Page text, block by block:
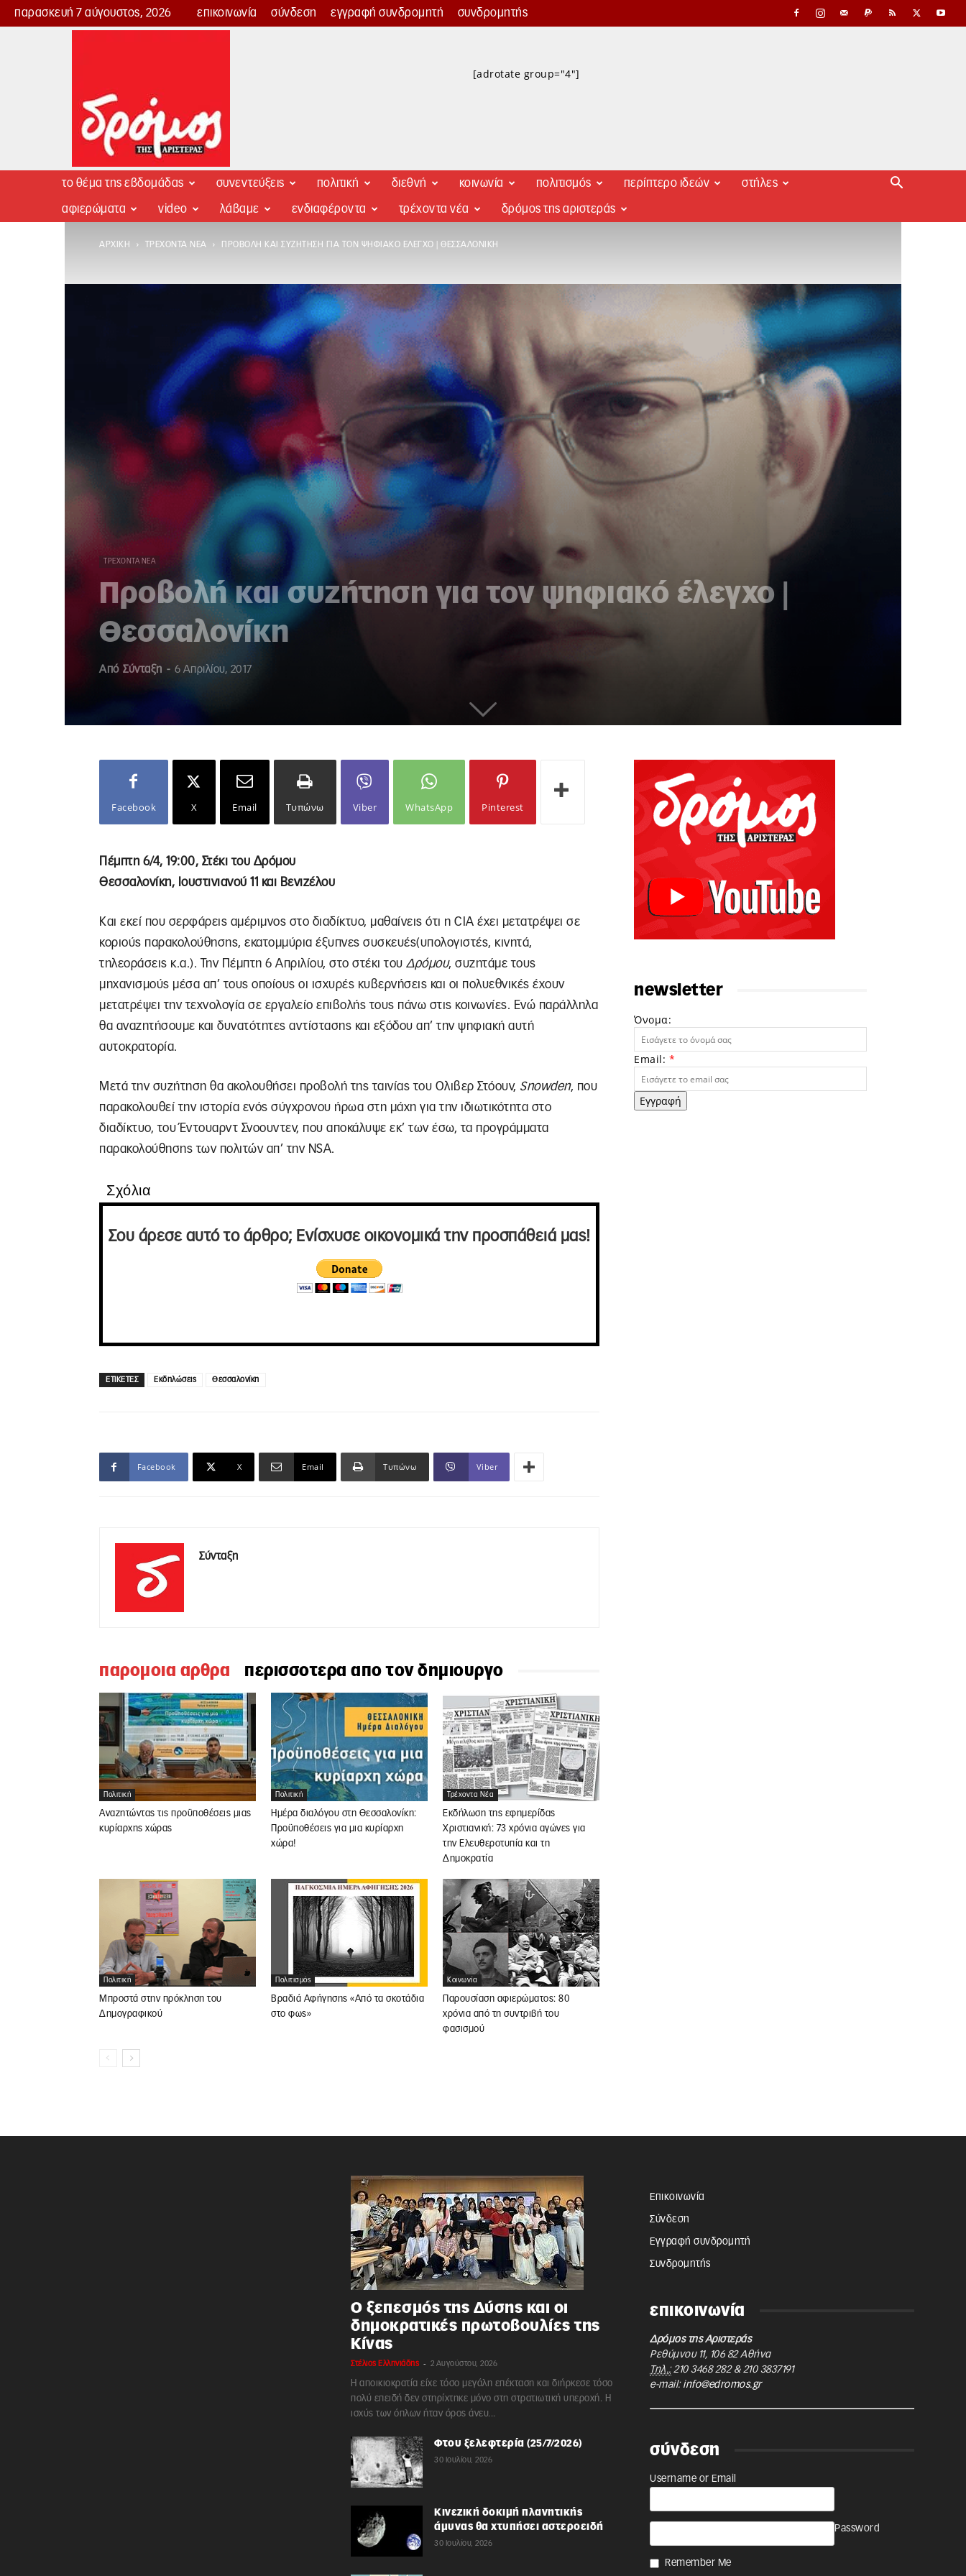
παρασκευή 7 αύγουστος, 2026 επικοινωνία σύνδεση εγγραφή συνδρομητή συνδρομητής
Δρόμος
[adrotate group="4"]
το θέμα της εβδομάδας συνεντεύξεις πολιτική διεθνή κοινωνία πολιτισμός περίπτερο ιδεών στήλες
αφιερώματα video λάβαμε ενδιαφέροντα τρέχοντα νέα δρόμος της αριστεράς
ΑΡΧΙΚΉ ΤΡΈΧΟΝΤΑ ΝΈΑ ΠΡΟΒΟΛΉ ΚΑΙ ΣΥΖΉΤΗΣΗ ΓΙΑ ΤΟΝ ΨΗΦΙΑΚΌ ΈΛΕΓΧΟ | ΘΕΣΣΑΛΟΝΊΚΗ
ΤΡΈΧΟΝΤΑ ΝΈΑ
Προβολή και συζήτηση για τον ψηφιακό έλεγχο |
Θεσσαλονίκη
Από Σύνταξη - 6 Απριλίου, 2017
Facebook X Email Τυπώνω Viber WhatsApp Pinterest
Πέμπτη 6/4, 19:00, Στέκι του Δρόμου
Θεσσαλονίκη, Ιουστινιανού 11 και Βενιζέλου
Και εκεί που σερφάρεις αμέριμνος στο διαδίκτυο, μαθαίνεις ότι η CIA έχει μετατρέψει σε
κοριούς παρακολούθησης, εκατομμύρια έξυπνες συσκευές(υπολογιστές, κινητά,
τηλεοράσεις κ.α.). Την Πέμπτη 6 Απριλίου, στο στέκι του Δρόμου, συζητάμε τους
μηχανισμούς μέσα απ’ τους οποίους οι ισχυρές κυβερνήσεις και οι πολυεθνικές έχουν
μετατρέψει την τεχνολογία σε εργαλείο επιβολής τους πάνω στις κοινωνίες. Ενώ παράλληλα
θα αναζητήσουμε και δυνατότητες αντίστασης και εξόδου απ’ την ψηφιακή αυτή
αυτοκρατορία.
Μετά την συζήτηση θα ακολουθήσει προβολή της ταινίας του Ολιβερ Στόουν, Snowden, που
παρακολουθεί την ιστορία ενός σύγχρονου ήρωα στη μάχη για την ιδιωτικότητα στο
διαδίκτυο, του Έντουαρντ Σνοουντεν, που αποκάλυψε εκ’ των έσω, τα προγράμματα
παρακολούθησης των πολιτών απ’ την NSA.
Σχόλια
Σου άρεσε αυτό το άρθρο; Ενίσχυσε οικονομικά την προσπάθειά μας!
ΕΤΙΚΕΤΕΣ Εκδηλώσεις Θεσσαλονίκη
Facebook X Email Τυπώνω Viber
Σύνταξη
παρομοια αρθρα περισσοτερα απο τον δημιουργο
Πολιτική
Αναζητώντας τις προϋποθέσεις μιας
κυρίαρχης χώρας
Πολιτική
Ημέρα διαλόγου στη Θεσσαλονίκη:
Προϋποθέσεις για μια κυρίαρχη
χώρα!
Τρέχοντα Νέα
Εκδήλωση της εφημερίδας
Χριστιανική: 73 χρόνια αγώνες για
την Ελευθεροτυπία και τη
Δημοκρατία
Πολιτική
Μπροστά στην πρόκληση του
Δημογραφικού
Πολιτισμός
Βραδιά Αφήγησης «Από τα σκοτάδια
στο φως»
Κοινωνία
Παρουσίαση αφιερώματος: 80
χρόνια από τη συντριβή του
φασισμού
newsletter
Όνομα:
Email: *
Εγγραφή
Ο ξεπεσμός της Δύσης και οι
δημοκρατικές πρωτοβουλίες της
Κίνας
Στέλιος Ελληνιάδης - 2 Αυγούστου, 2026
Η αποικιοκρατία είχε τόσο μεγάλη επέκταση και διήρκεσε τόσο
πολύ επειδή δεν στηρίχτηκε μόνο στη στρατιωτική υπεροχή. Η
ισχύς των όπλων ήταν όρος άνευ...
Φτου ξελεφτερία (25/7/2026)
30 Ιουλίου, 2026
Κινεζική δοκιμή πλανητικής
άμυνας θα χτυπήσει αστεροειδή
30 Ιουλίου, 2026
Επικοινωνία
Σύνδεση
Εγγραφή συνδρομητή
Συνδρομητής
επικοινωνία
Δρόμος της Αριστεράς
Ρεθύμνου 11, 106 82 Αθήνα
Τηλ.: 210 3468 282& 210 3837191
e-mail: info@edromos.gr
σύνδεση
Username or Email
Password
Remember Me